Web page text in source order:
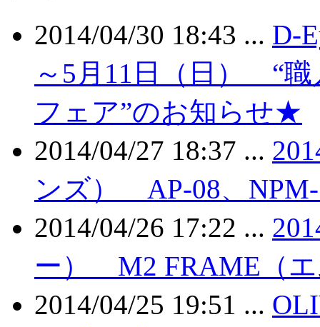
2014/04/30 18:43 ... D-
～5月11日（日） “
フェア”のお知らせ★
2014/04/27 18:37 ...
ンズ） AP-08、
2014/04/26 17:22 ...
ー） M2 FRAME（
2014/04/25 19:51 ...